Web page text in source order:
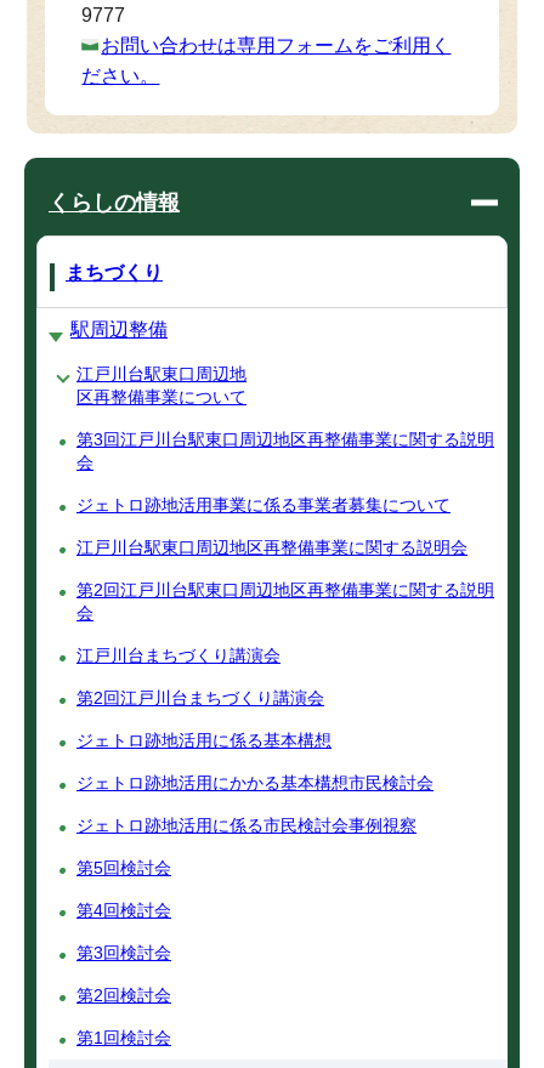
9777
お問い合わせは専用フォームをご利用く
ださい。
くらしの情報
まちづくり
駅周辺整備
江戸川台駅東口周辺地
区再整備事業について
第3回江戸川台駅東口周辺地区再整備事業に関する説明
会
ジェトロ跡地活用事業に係る事業者募集について
江戸川台駅東口周辺地区再整備事業に関する説明会
第2回江戸川台駅東口周辺地区再整備事業に関する説明
会
江戸川台まちづくり講演会
第2回江戸川台まちづくり講演会
ジェトロ跡地活用に係る基本構想
ジェトロ跡地活用にかかる基本構想市民検討会
ジェトロ跡地活用に係る市民検討会事例視察
第5回検討会
第4回検討会
第3回検討会
第2回検討会
第1回検討会